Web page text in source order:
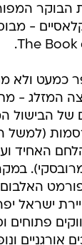
הבוקר
-
The Book
כמעט ולא
המזלג -
של הבישול
האחיד
ישראל
פתוחים
אורגניים